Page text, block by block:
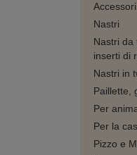
Accessori
Nastri
Nastri da
inserti di
Nastri in
Paillette,
Per
Per la
Pizzo e